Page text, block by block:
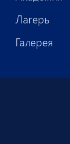
Лагерь
Галерея